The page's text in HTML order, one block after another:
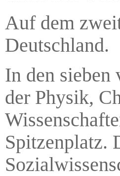
Auf dem
Deutschland.
In den sieben
der Physik,
Spitzenplatz.